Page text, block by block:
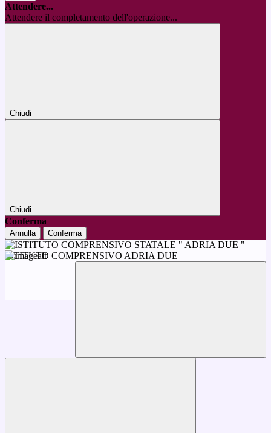
Attendere...
Attendere il completamento dell'operazione...
Chiudi
Chiudi
Conferma
Annulla Conferma
ISTITUTO COMPRENSIVO ADRIA DUE